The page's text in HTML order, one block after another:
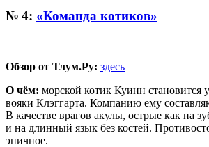
№ 4: «Команда котиков»
Обзор от Тлум.Ру: здесь
О чём: морской котик Куинн становится
вояки Клэггарта. Компанию ему
В качестве врагов акулы, острые как на
и на длинный язык без костей.
эпичное.